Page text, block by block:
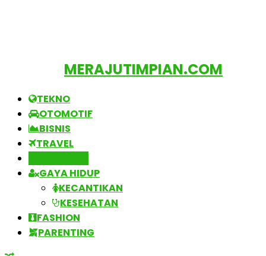
MERAJUTIMPIAN.COM
TEKNO
OTOMOTIF
BISNIS
TRAVEL
GAYA HIDUP
KECANTIKAN
KESEHATAN
FASHION
PARENTING